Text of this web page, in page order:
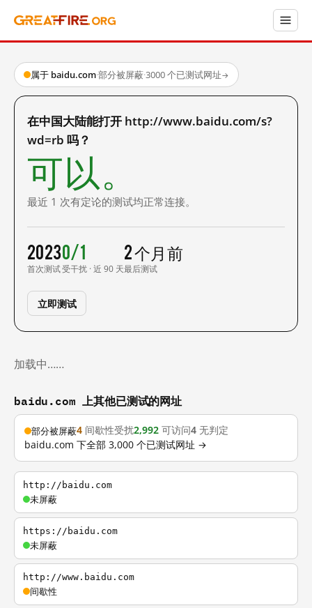
属于 baidu.com·部分被屏蔽·3000 个已测试网址→
在中国大陆能打开 http://www.baidu.com/s?
wd=rb 吗？
可以。
最近 1 次有定论的测试均正常连接。
2023
首次测试
0/1
受干扰 · 近 90 天
2 个月前
最后测试
立即测试
加载中……
baidu.com 上其他已测试的网址
部分被屏蔽4 间歇性受扰2,992 可访问4 无判定
baidu.com 下全部 3,000 个已测试网址 →
http://baidu.com
未屏蔽
https://baidu.com
未屏蔽
http://www.baidu.com
间歇性